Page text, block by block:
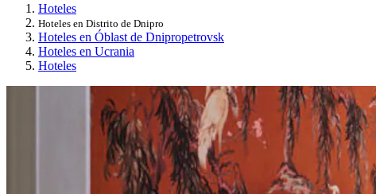
Hoteles
Hoteles en Distrito de Dnipro
Hoteles en Óblast de Dnipropetrovsk
Hoteles en Ucrania
Hoteles